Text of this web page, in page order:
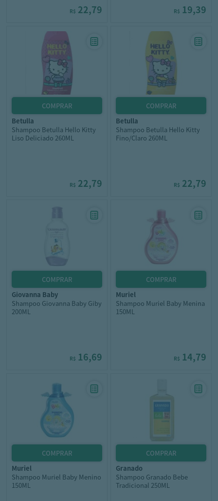
R$ 22,79 R$ 19,39
betulla
Shampoo Betulla Hello Kitty
Liso Deliciado 260ML
R$ 22,79
betulla
Shampoo Betulla Hello Kitty
Fino/Claro 260ML
R$ 22,79
giovanna baby
Shampoo Giovanna Baby Giby
200ML
R$ 16,69
muriel
Shampoo Muriel Baby Menina
150ML
R$ 14,79
muriel
Shampoo Muriel Baby Menino
150ML
granado
Shampoo Granado Bebe
Tradicional 250ML